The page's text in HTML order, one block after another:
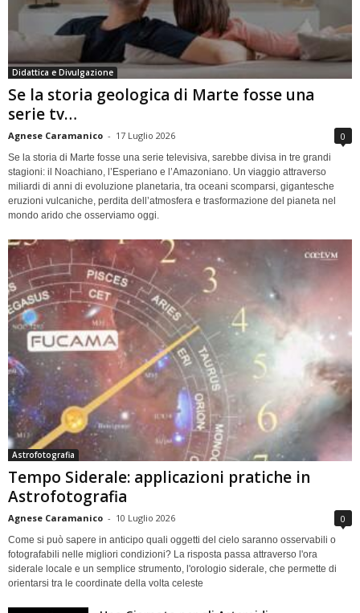
Didattica e Divulgazione
Se la storia geologica di Marte fosse una
serie tv…
Agnese Caramanico - 17 Luglio 2026 0
Se la storia di Marte fosse una serie televisiva, sarebbe divisa in tre grandi
stagioni: il Noachiano, l’Esperiano e l’Amazoniano. Un viaggio attraverso
miliardi di anni di evoluzione planetaria, tra oceani scomparsi, gigantesche
eruzioni vulcaniche, perdita dell’atmosfera e trasformazione del pianeta nel
mondo arido che osserviamo oggi.
Astrofotografia
Tempo Siderale: applicazioni pratiche in
Astrofotografia
Agnese Caramanico - 10 Luglio 2026 0
Come si può sapere in anticipo quali oggetti del cielo saranno osservabili o
fotografabili nelle migliori condizioni? La risposta passa attraverso l'ora
siderale locale e un semplice strumento, l'orologio siderale, che permette di
orientarsi tra le coordinate della volta celeste